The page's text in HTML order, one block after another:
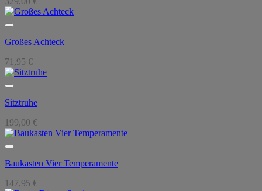
Großes Achteck
71,95 €
Sitztruhe
199,00 €
Baukasten Vier Temperamente
147,95 €